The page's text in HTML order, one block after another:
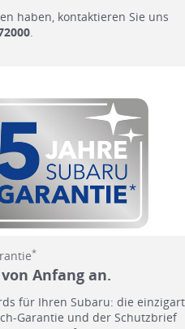
haben, kontaktieren Sie uns
*
Anfang an.
für Ihren Subaru: die
Garantie und der Schutzbrief